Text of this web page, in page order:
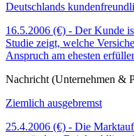
Deutschlands
16.5.2006 (€) - Der Kunde
Studie zeigt, welche
Anspruch am ehesten
Nachricht (Unternehmen &
Ziemlich ausgebremst
25.4.2006 (€) - Die